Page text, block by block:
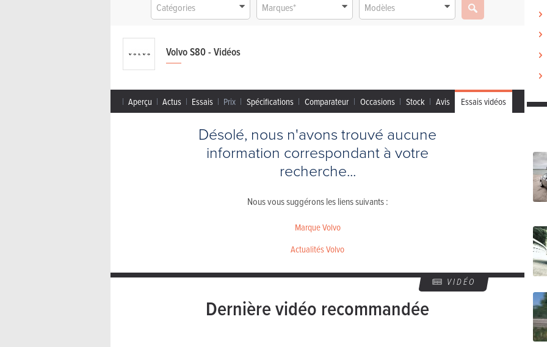
Catégories Marques* Modèles
Volvo S80 - Vidéos
Aperçu Actus Essais Prix Spécifications Comparateur Occasions Stock Avis Essais vidéos
Désolé, nous n'avons trouvé aucune
information correspondant à votre
recherche...
Nous vous suggérons les liens suivants :
Marque Volvo
Actualités Volvo
VIDÉO
Dernière vidéo recommandée